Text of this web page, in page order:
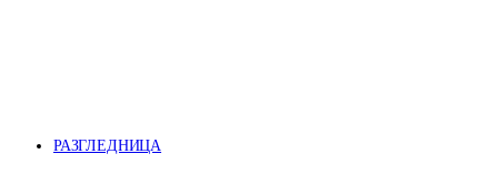
РАЗГЛЕДНИЦА